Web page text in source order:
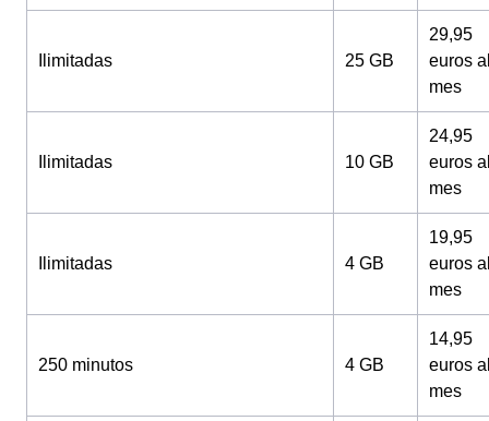
Ilimitadas 25 GB
29,95
euros
mes
Ilimitadas 10 GB
24,95
euros
mes
Ilimitadas 4 GB
19,95
euros
mes
250 minutos 4 GB
14,95
euros
mes